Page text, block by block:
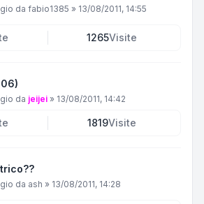
da fabio1385 » 13/08/2011, 14:55
1265Visite
da jeijei » 13/08/2011, 14:42
1819Visite
da ash » 13/08/2011, 14:28